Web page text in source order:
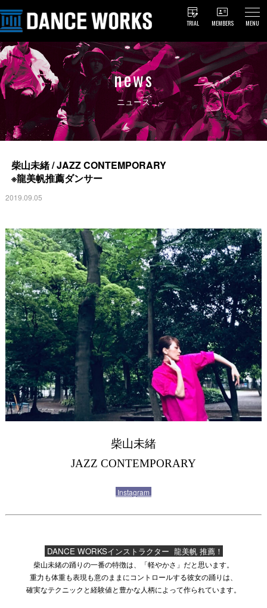
TRIAL MEMBERS MENU
news
ニュース
柴山未緒 / JAZZ CONTEMPORARY
※龍美帆推薦ダンサー
2019.09.05
柴山未緒
JAZZ CONTEMPORARY
Instagram
DANCE WORKSインストラクター 龍美帆 推薦！
柴山未緒の踊りの一番の特徴は、「軽やかさ」だと思います。
重力も体重も表現も意のままにコントロールする彼女の踊りは、
確実なテクニックと経験値と豊かな人柄によって作られています。